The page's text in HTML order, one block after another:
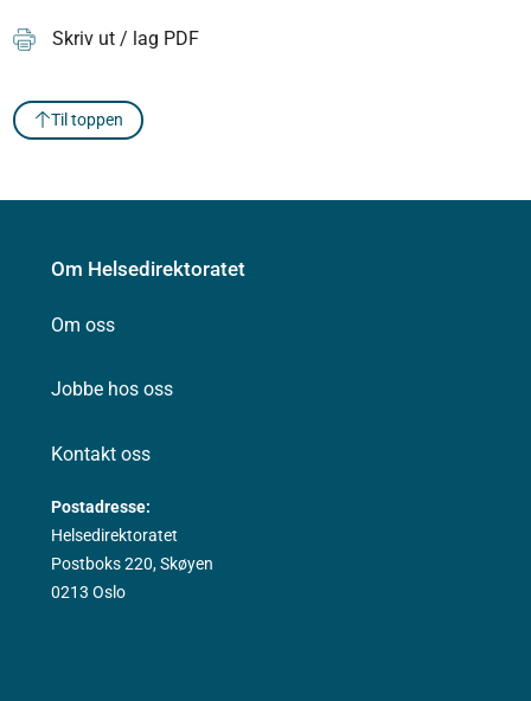
Skriv ut / lag PDF
Til toppen
Om Helsedirektoratet
Om oss
Jobbe hos oss
Kontakt oss
Postadresse:
Helsedirektoratet
Postboks 220, Skøyen
0213 Oslo